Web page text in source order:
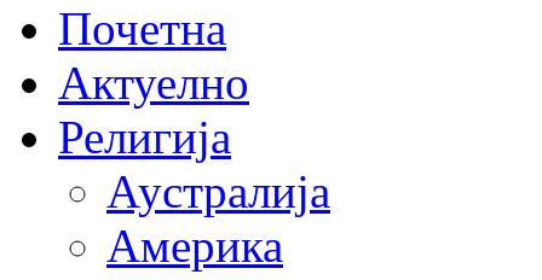
Почетна
Актуелно
Религија
Аустралија
Америка